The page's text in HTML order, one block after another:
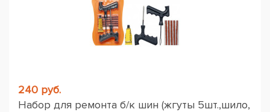
240 руб.
Набор для ремонта б/к шин (жгуты 5шт.,шило,